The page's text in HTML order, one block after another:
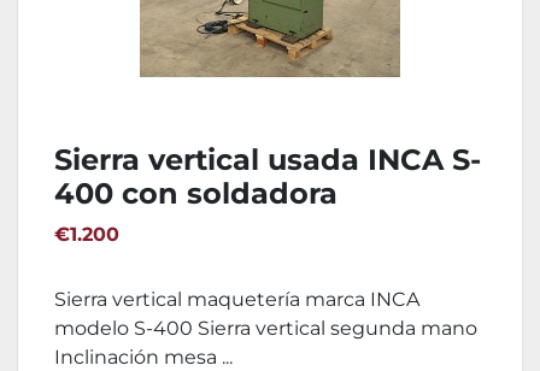
Sierra vertical usada INCA S-
400 con soldadora
€1.200
Sierra vertical maquetería marca INCA
modelo S-400 Sierra vertical segunda mano
Inclinación mesa ...